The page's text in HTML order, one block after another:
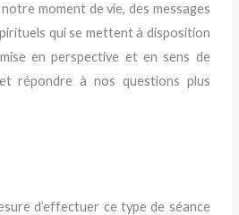
moment de vie, des messages
qui se mettent à disposition
en perspective et en sens de
répondre à nos questions plus
d’effectuer ce type de séance